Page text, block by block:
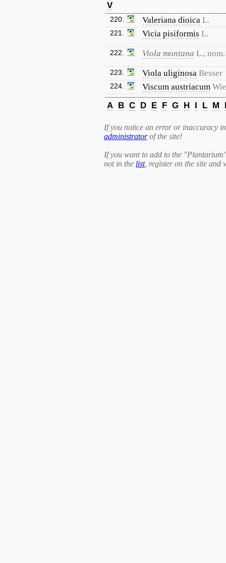
V
220. Valeriana dioica L.
221. Vicia pisiformis L.
222. Viola montana L.,
223. Viola uliginosa Besser
224. Viscum austriacum
A B C D E F G H I L M
If you notice an error or inaccuracy
administratorof the site!
If you want to add to the
not in the list, register on the site and